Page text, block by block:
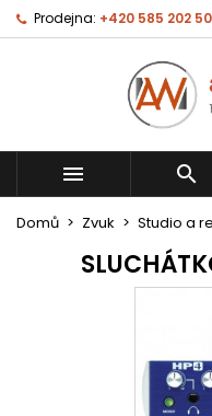
Prodejna: +420 585 202
 
Domů Zvuk Studio a